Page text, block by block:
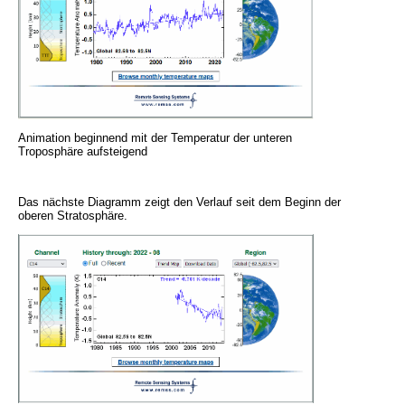
Animation beginnend mit der Temperatur der unteren
Troposphäre aufsteigend
Das nächste Diagramm zeigt den Verlauf seit dem Beginn der
oberen Stratosphäre.